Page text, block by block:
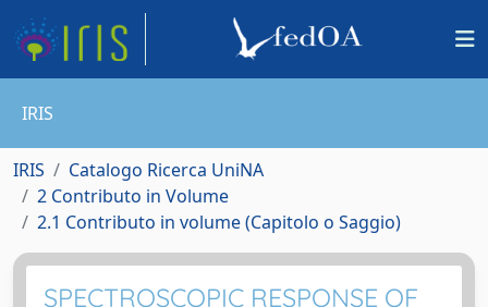
IRIS
IRIS
Catalogo Ricerca UniNA
2 Contributo in Volume
2.1 Contributo in volume (Capitolo o Saggio)
SPECTROSCOPIC RESPONSE OF